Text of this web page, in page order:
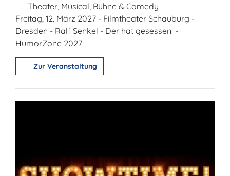
Theater, Musical, Bühne & Comedy
Freitag, 12. März 2027 - Filmtheater Schauburg -
Dresden - Ralf Senkel - Der hat gesessen! -
HumorZone 2027
Zur Veranstaltung